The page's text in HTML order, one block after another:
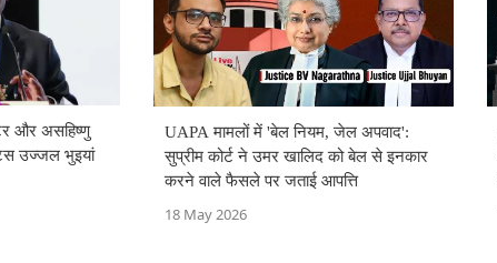
और असहिष्णु
उज्जल भुइयां
UAPA मामलों में 'बेल नियम, जेल अपवाद':
सुप्रीम कोर्ट ने उमर खालिद को बेल से इनकार
करने वाले फैसले पर जताई आपत्ति
18 May 2026